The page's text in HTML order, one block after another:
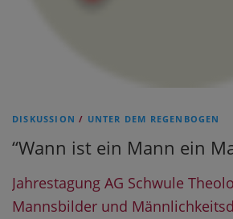
DISKUSSION / UNTER DEM REGENBOGEN
“Wann ist ein Mann ein
Jahrestagung AG Schwule
Mannsbilder und